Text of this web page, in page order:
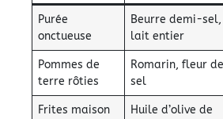
Purée
onctueuse
Beurre demi-sel,
lait entier
Pommes de
terre rôties
Romarin, fleur de
sel
Frites maison
Huile d’olive de